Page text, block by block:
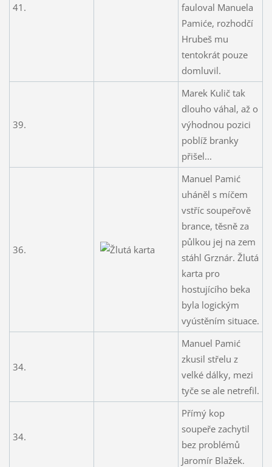
41.
fauloval Manuela
Pamiće, rozhodčí
Hrubeš mu
tentokrát pouze
domluvil.
39.
Marek Kulič tak
dlouho váhal, až o
výhodnou pozici
poblíž branky
přišel...
36.
Manuel Pamić
uháněl s míčem
vstříc soupeřově
brance, těsně za
půlkou jej na zem
stáhl Grznár. Žlutá
karta pro
hostujícího beka
byla logickým
vyústěním situace.
34.
Manuel Pamić
zkusil střelu z
velké dálky, mezi
tyče se ale netrefil.
34.
Přímý kop
soupeře zachytil
bez problémů
Jaromír Blažek.